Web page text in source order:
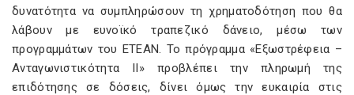
δυνατότητα να συμπληρώσουν τη χρηματοδότηση που θα
λάβουν με ευνοϊκό τραπεζικό δάνειο, μέσω των
προγραμμάτων του ΕΤΕΑΝ. Το πρόγραμμα «Εξωστρέφεια –
Ανταγωνιστικότητα ΙΙ» προβλέπει την πληρωμή της
επιδότησης σε δόσεις, δίνει όμως την ευκαιρία στις